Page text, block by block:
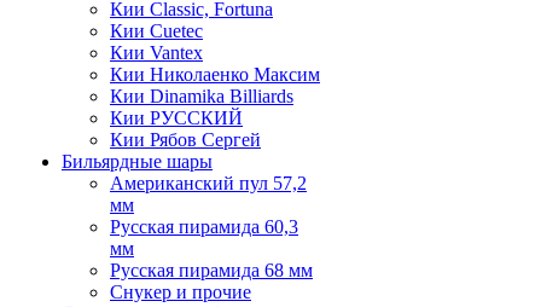
Кии Classic, Fortuna
Кии Cuetec
Кии Vantex
Кии Николаенко Максим
Кии Dinamika Billiards
Кии РУССКИЙ
Кии Рябов Сергей
Бильярдные шары
Американский пул 57,2
мм
Русская пирамида 60,3
мм
Русская пирамида 68 мм
Снукер и прочие